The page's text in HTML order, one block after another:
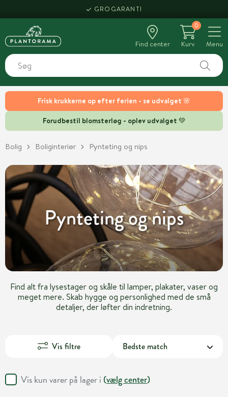
Frisk krukkerne op efter ferien - se udvalget 🌸
Forudbestil blomsterløg - oplev udvalget 💚
HENT SAMME DAG
Find center
0
Kurv
Menu
Bolig Boliginteriør Pynteting og nips
Pynteting og nips
Find alt fra lysestager og skåle til lamper, plakater, vaser og
meget mere. Skab hygge og personlighed med de små
detaljer, der løfter din indretning.
Vis filtre
Vis kun varer på lager i (vælg center)